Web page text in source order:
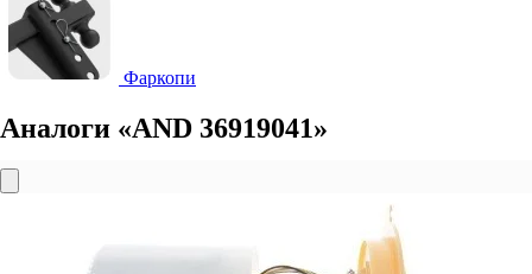
Фаркопи
Аналоги «AND 36919041»